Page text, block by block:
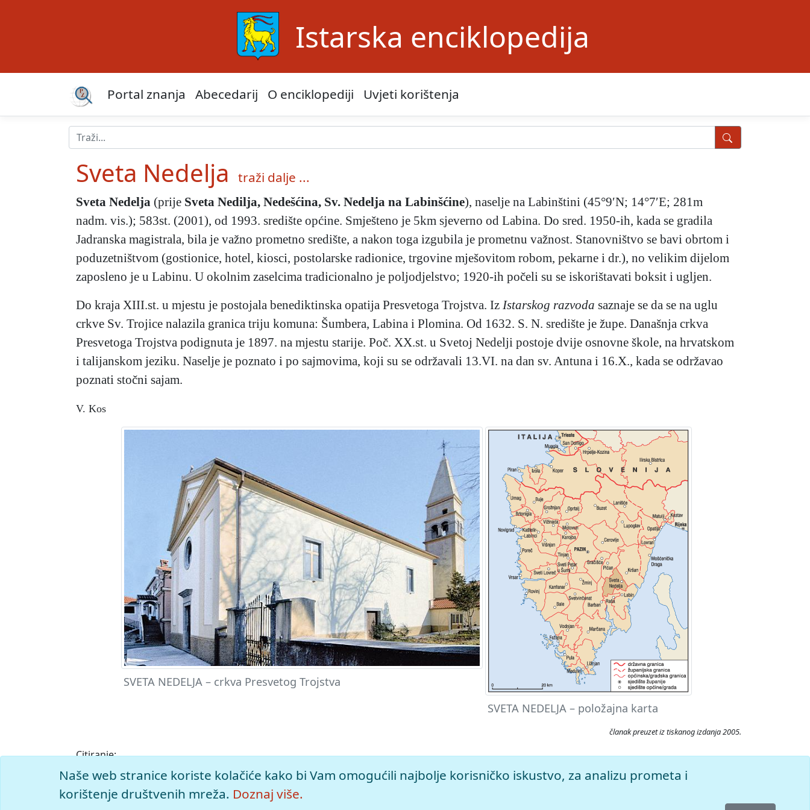
Istarska enciklopedija
Portal znanja Abecedarij O enciklopediji Uvjeti korištenja
Sveta Nedelja traži dalje ...
Sveta Nedelja (prije Sveta Nedilja, Nedešćina, Sv. Nedelja na Labinšćine), naselje na Labinštini (45°9′N; 14°7′E; 281m
nadm. vis.); 583st. (2001), od 1993. središte općine. Smješteno je 5km sjeverno od Labina. Do sred. 1950-ih, kada se gradila
Jadranska magistrala, bila je važno prometno središte, a nakon toga izgubila je prometnu važnost. Stanovništvo se bavi obrtom i
poduzetništvom (gostionice, hotel, kiosci, postolarske radionice, trgovine mješovitom robom, pekarne i dr.), no velikim dijelom
zaposleno je u Labinu. U okolnim zaselcima tradicionalno je poljodjelstvo; 1920-ih počeli su se iskorištavati boksit i ugljen.
Do kraja XIII.st. u mjestu je postojala benediktinska opatija Presvetoga Trojstva. Iz Istarskog razvoda saznaje se da se na uglu
crkve Sv. Trojice nalazila granica triju komuna: Šumbera, Labina i Plomina. Od 1632. S. N. središte je župe. Današnja crkva
Presvetoga Trojstva podignuta je 1897. na mjestu starije. Poč. XX.st. u Svetoj Nedelji postoje dvije osnovne škole, na hrvatskom
i talijanskom jeziku. Naselje je poznato i po sajmovima, koji su se održavali 13.VI. na dan sv. Antuna i 16.X., kada se održavao
poznati stočni sajam.
V. Kos
SVETA NEDELJA – crkva Presvetog Trojstva
SVETA NEDELJA – položajna karta
članak preuzet iz tiskanog izdanja 2005.
Citiranje:
Sveta Nedelja.
Istarska enciklopedija (2005), mrežno izdanje.
Leksikografski zavod Miroslav Krleža, 2026. Pristupljeno 7.8.2026.
<https://istra.lzmk.hr/clanak/sveta-nedelja>.
Naše web stranice koriste kolačiće kako bi Vam omogućili najbolje korisničko iskustvo, za analizu prometa i
korištenje društvenih mreža. Doznaj više.